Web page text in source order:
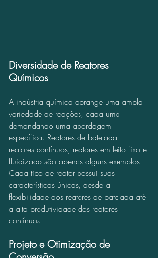
Diversidade de Reatores
Químicos
A indústria química abrange uma ampla
variedade de reações, cada uma
demandando uma abordagem
específica. Reatores de batelada,
reatores contínuos, reatores em leito fixo e
fluidizado são apenas alguns exemplos.
Cada tipo de reator possui suas
características únicas, desde a
flexibilidade dos reatores de batelada até
a alta produtividade dos reatores
contínuos.
Projeto e Otimização de